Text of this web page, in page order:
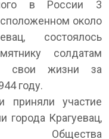
в России 3
около
состоялось
солдатам
свои жизни за
году.
приняли участие
города Крагуевац,
Общества